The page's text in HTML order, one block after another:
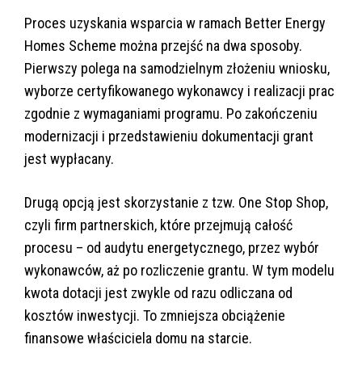
Proces uzyskania wsparcia w ramach Better Energy
Homes Scheme można przejść na dwa sposoby.
Pierwszy polega na samodzielnym złożeniu wniosku,
wyborze certyfikowanego wykonawcy i realizacji prac
zgodnie z wymaganiami programu. Po zakończeniu
modernizacji i przedstawieniu dokumentacji grant
jest wypłacany.
Drugą opcją jest skorzystanie z tzw. One Stop Shop,
czyli firm partnerskich, które przejmują całość
procesu – od audytu energetycznego, przez wybór
wykonawców, aż po rozliczenie grantu. W tym modelu
kwota dotacji jest zwykle od razu odliczana od
kosztów inwestycji. To zmniejsza obciążenie
finansowe właściciela domu na starcie.